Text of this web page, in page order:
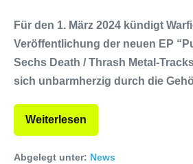
Für den 1. März 2024 kündigt
Veröffentlichung der neuen EP
Sechs Death / Thrash Metal-
sich unbarmherzig durch die
Weiterlesen
Abgelegt unter: News